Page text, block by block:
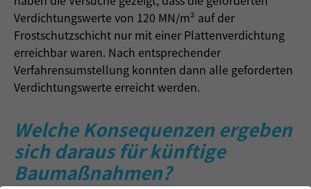
Verdichtungswerte von 120 MN/m² auf der
Frostschutzschicht nur mit einer Plattenverdichtung
erreichbar waren. Nach entsprechender
Verfahrensumstellung konnten dann alle geforderten
Verdichtungswerte erreicht werden.
Welche Konsequenzen ergeben
sich daraus für künftige
Baumaßnahmen?